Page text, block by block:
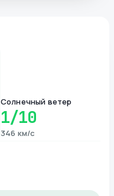
Солнечный ветер
1/10
346 км/с